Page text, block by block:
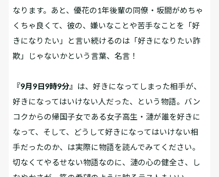
なります。あと、優花の1年後輩の同僚・坂間がめちゃ
くちゃ良くて、彼の、嫌いなことや苦手なことを「好
きになりたい」と言い続けるのは「好きになりたい詐
欺」じゃないかという言葉、名言！
『9月9日9時9分』 は、好きになってしまった相手が、
好きになってはいけない人だった、という物語。バン
コクからの帰国子女である女子高生・漣が誰を好きに
なって、そして、どうして好きになってはいけない相
手だったのか、は実際に物語を読んでみてください。
切なくてやるせない物語なのに、漣の心の健全さ、し